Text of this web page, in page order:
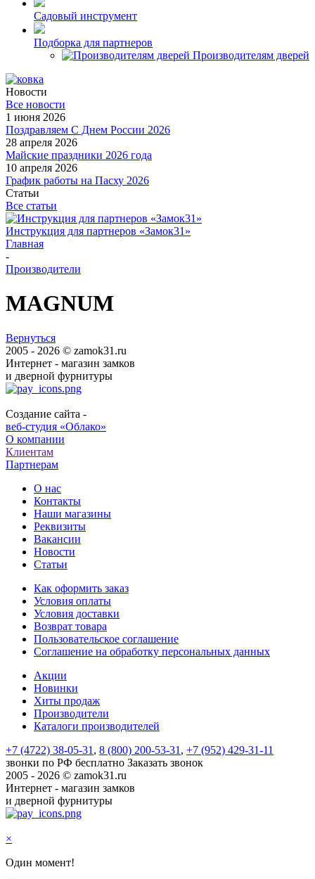
Садовый инструмент
Подборка для партнеров
Производителям дверей
Новости
Все новости
1 июня 2026
Поздравляем С Днем России 2026
28 апреля 2026
Майские праздники 2026 года
10 апреля 2026
График работы на Пасху 2026
Статьи
Все статьи
Инструкция для партнеров «Замок31»
Главная
-
Производители
MAGNUM
Вернуться
2005 - 2026 © zamok31.ru
Интернет - магазин замков
и дверной фурнитуры
Создание сайта -
веб-студия «Облако»
О компании
Клиентам
Партнерам
О нас
Контакты
Наши магазины
Реквизиты
Вакансии
Новости
Статьи
Как оформить заказ
Условия оплаты
Условия доставки
Возврат товара
Пользовательское соглашение
Соглашение на обработку персональных данных
Акции
Новинки
Хиты продаж
Производители
Каталоги производителей
+7 (4722) 38-05-31 , 8 (800) 200-53-31 , +7 (952) 429-31-11
звонки по РФ бесплатно Заказать звонок
2005 - 2026 © zamok31.ru
Интернет - магазин замков
и дверной фурнитуры
×
Один момент!